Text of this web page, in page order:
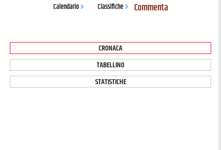
Calendario Classifiche Commenta
CRONACA
TABELLINO
STATISTICHE